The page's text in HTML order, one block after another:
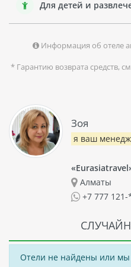
Для детей и
Информация об отеле
* Гарантию возврата средств,
Зоя
я ваш
Алматы
+7 777
Отели не найдены или мы